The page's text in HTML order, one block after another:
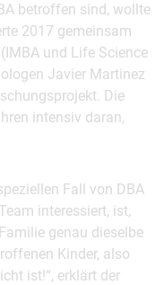
betroffen sind, wollte
2017 gemeinsam
und Life Science
Javier Martinez
Die
intensiv daran,
Fall von DBA
interessiert, ist,
genau dieselbe
Kinder, also
ist!“, erklärt der